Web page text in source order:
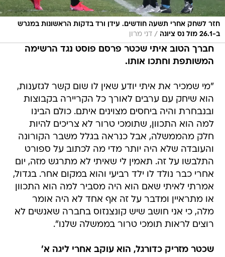
חזר לשחק אחרי תשעה חודשים. עידן ורד בדקות הראשונות במגרש
ב-26.1 מול נס ציונה
/ דני מרון
חברך הטוב איתי שכטר פרסם פוסט נגד הרשימה
המשותפת וחתכו אותו.
"מי שמכיר את איתי יודע שאין לו שום קשר לגזענות,
הוא שיחק עם ערבים לאורך כל הקריירה בקבוצות
ובנבחרת והיה ביחסים מצוינים איתם. כולם הבינו
למה הוא התכוון, שתומכי טרור לא צריכים להיות
חלק מהממשלה, אבל כנראה בגלל משבר הקורונה
והעובדה שלא היה יותר מדי מה לכתוב על ספורט
התלבשו על זה. תאמין לי שאיתי לא מתרגש מזה, יום
אחרי כבר נולד לו ילד רביעי והוא במקום אחר. בגדול,
אמרתי לאיתי שאם הוא היה מסביר למה הוא התכוון
או מתראיין ומדבר על זה אף אחד לא היה אומר
מלה, כי אני חושב שיש קונצנזוס בחברה שאנשים לא
רוצים לראות תומכי טרור בממשלה שלנו".
שכטר מזריק כדורגל, הוא עוקב אחרי ליגה א'